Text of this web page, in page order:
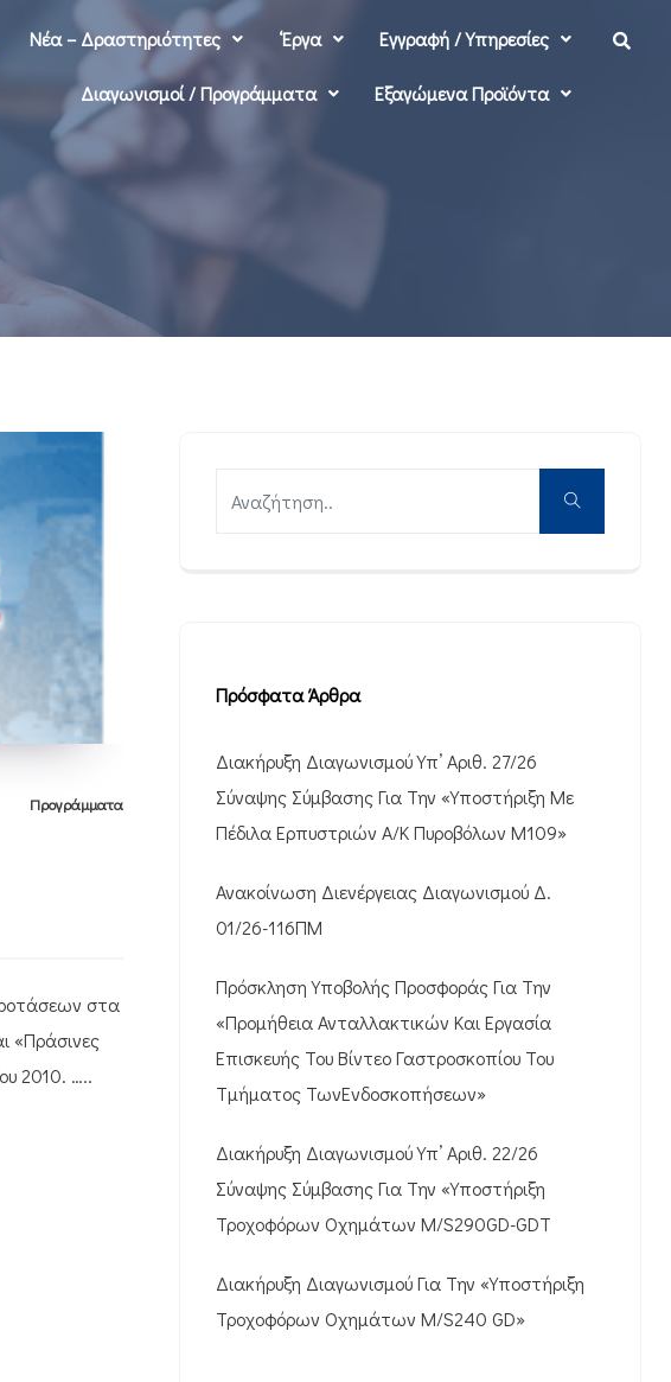
Νέα – Δραστηριότητες ‘Εργα Εγγραφή / Υπηρεσίες
Διαγωνισμοί / Προγράμματα Εξαγώμενα Προϊόντα
Προγράμματα
στα
«Πράσινες
2010. …..
Πρόσφατα Άρθρα
Διακήρυξη Διαγωνισμού Υπ’ Αριθ. 27/26
Σύναψης Σύμβασης Για Την «Υποστήριξη Με
Πέδιλα Ερπυστριών Α/Κ Πυροβόλων M109»
Ανακοίνωση Διενέργειας Διαγωνισμού Δ.
01/26-116ΠΜ
Πρόσκληση Υποβολής Προσφοράς Για Την
«Προμήθεια Ανταλλακτικών Και Εργασία
Επισκευής Του Βίντεο Γαστροσκοπίου Του
Τμήματος ΤωνΕνδοσκοπήσεων»
Διακήρυξη Διαγωνισμού Υπ’ Αριθ. 22/26
Σύναψης Σύμβασης Για Την «Υποστήριξη
Τροχοφόρων Οχημάτων M/S290GD-GDT
Διακήρυξη Διαγωνισμού Για Την «Υποστήριξη
Τροχοφόρων Οχημάτων M/S240 GD»